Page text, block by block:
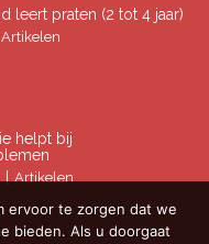
leert praten (2 tot 4 jaar)
Artikelen
helpt bij
Artikelen
ervoor te zorgen dat we
bieden. Als u doorgaat